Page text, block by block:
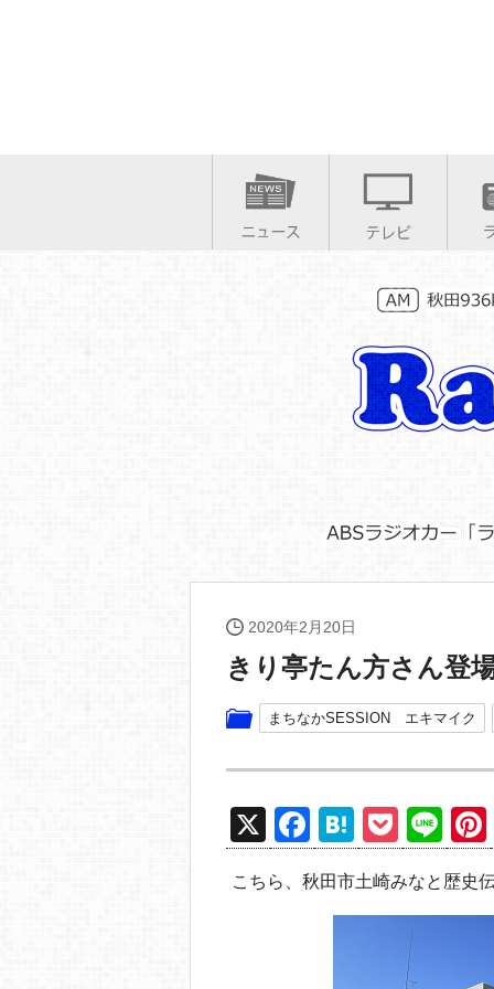
2020年2月20日
きり亭たん方さん登
まちなかSESSION エキマイク
X
F
a
c
H
at
e
P
o
ck
et
Li
n
e
こちら、秋田市土崎みなと歴史